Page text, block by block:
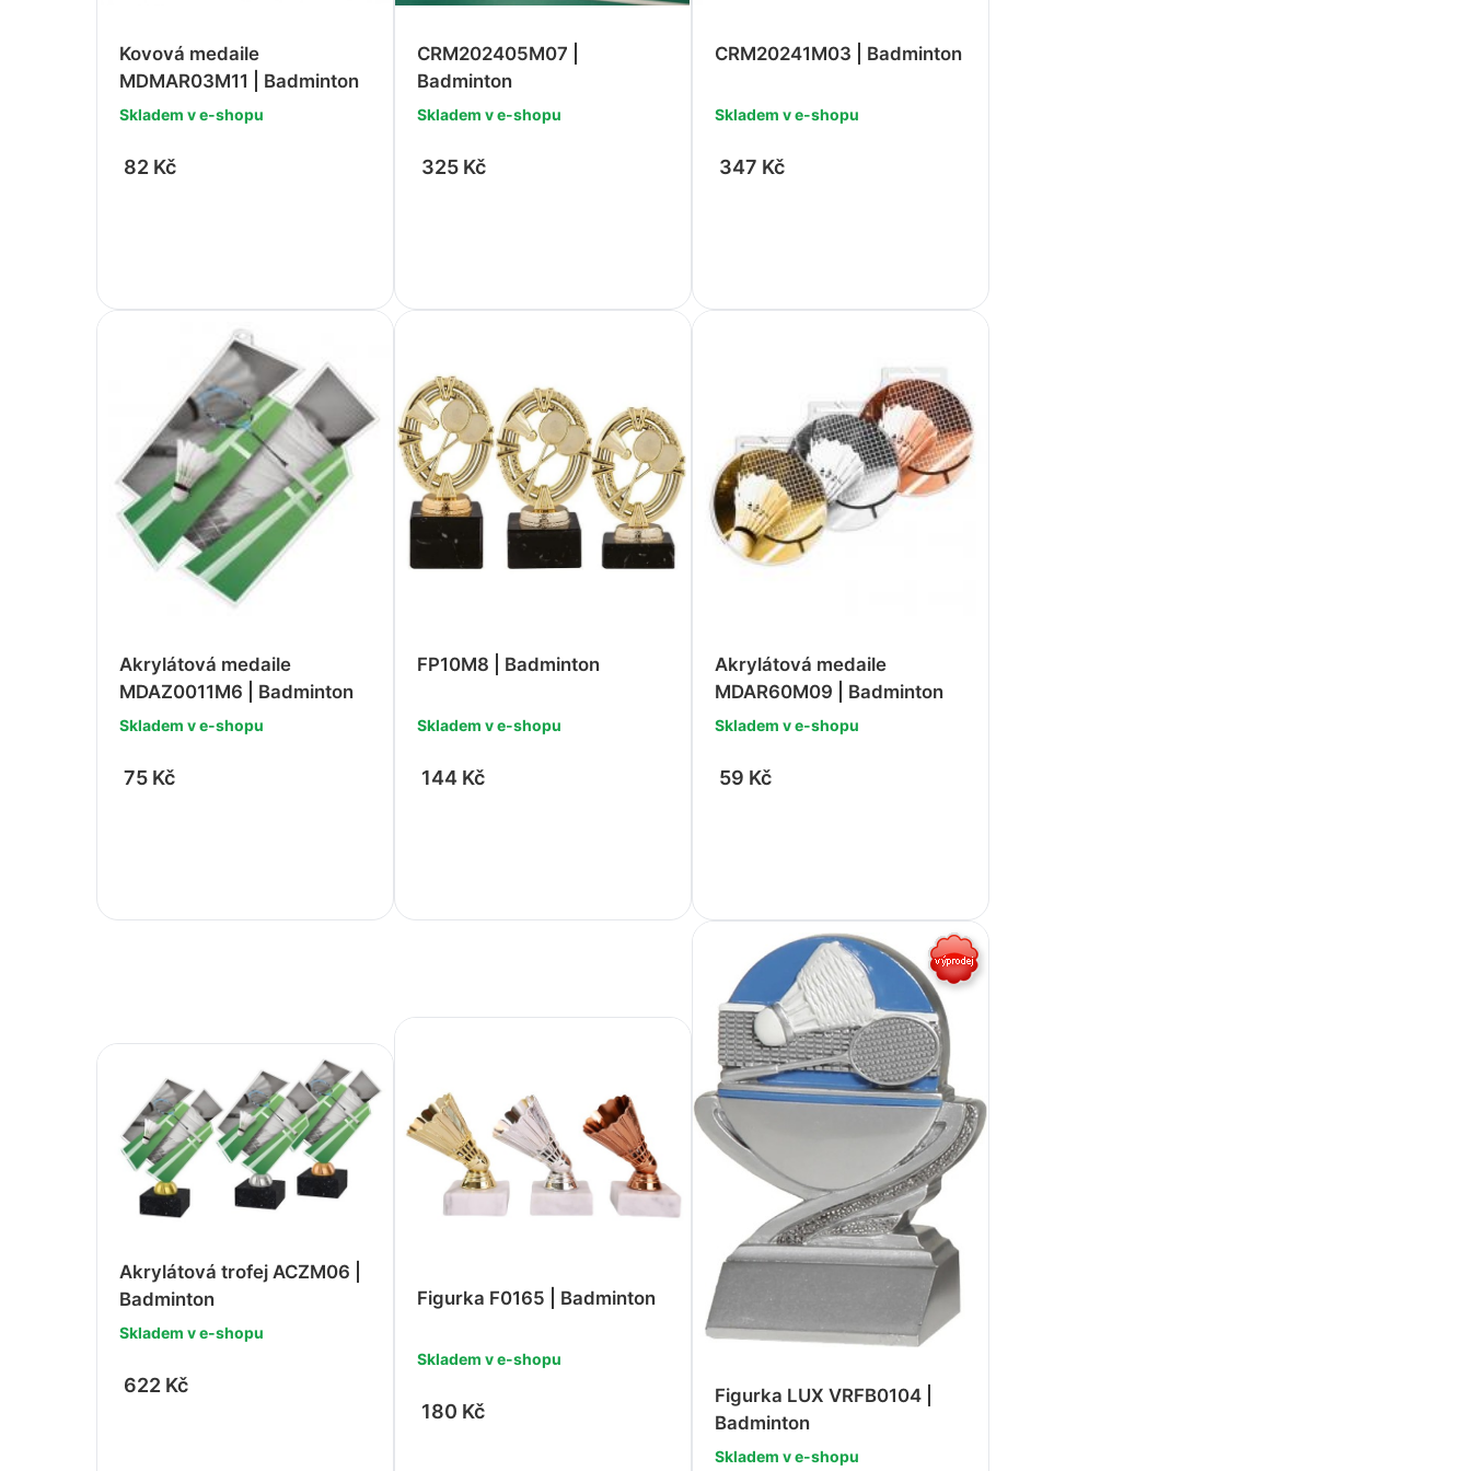
Podzim / Halloween
Šipky
Podzim / Halloween
Zima / Vánoce
Univerzální
Kovová medaile
MDMAR03M11 | Badminton
Skladem v e-shopu
82 Kč
CRM202405M07 |
Badminton
Skladem v e-shopu
325 Kč
CRM20241M03 | Badminton
Skladem v e-shopu
347 Kč
Akrylátová medaile
MDAZ0011M6 | Badminton
Skladem v e-shopu
75 Kč
FP10M8 | Badminton
Skladem v e-shopu
144 Kč
Akrylátová medaile
MDAR60M09 | Badminton
Skladem v e-shopu
59 Kč
Akrylátová trofej ACZM06 |
Badminton
Skladem v e-shopu
622 Kč
Figurka F0165 | Badminton
Skladem v e-shopu
180 Kč
Figurka LUX VRFB0104 |
Badminton
Skladem v e-shopu